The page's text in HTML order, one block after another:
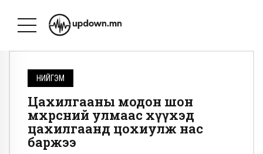
НИЙГЭМ
Цахилгааны модон шон
өмхөрсний улмаас хүүхэд
цахилгаанд цохиулж нас
баржээ